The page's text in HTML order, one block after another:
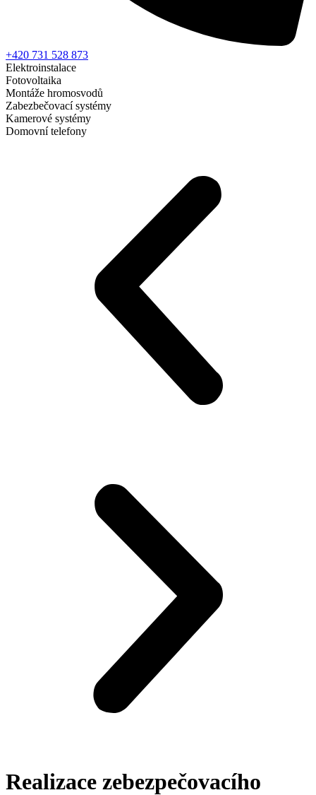
+420 731 528 873
Elektroinstalace
Fotovoltaika
Montáže hromosvodů
Zabezbečovací systémy
Kamerové systémy
Domovní telefony
Realizace zebezpečovacího